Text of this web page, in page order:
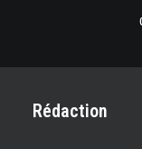
Rédaction